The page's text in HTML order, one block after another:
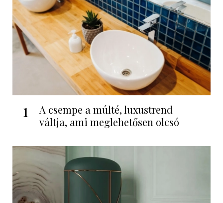
1
A csempe a múlté, luxustrend
váltja, ami meglehetősen olcsó